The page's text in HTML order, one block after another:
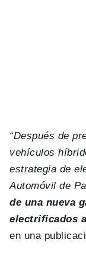
“Después de
vehículos
estrategia de
Automóvil de
de una nueva
electrificados
en una